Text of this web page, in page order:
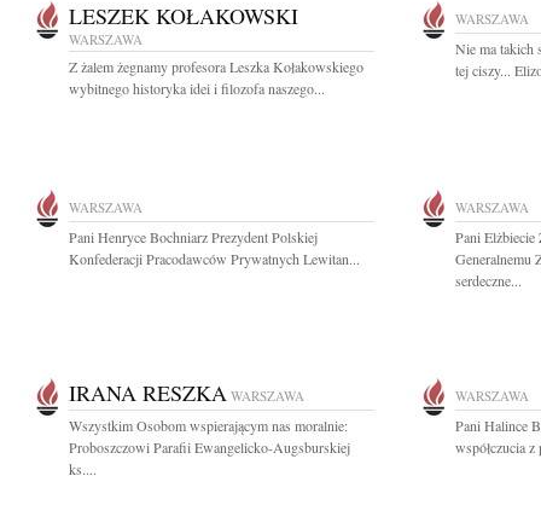
LESZEK KOŁAKOWSKI
WARSZAWA
Z żalem żegnamy profesora Leszka Kołakowskiego
wybitnego historyka idei i filozofa naszego...
WARSZAWA
Nie ma takich
tej ciszy...
WARSZAWA
Pani Henryce Bochniarz Prezydent Polskiej
Konfederacji Pracodawców Prywatnych Lewitan...
WARSZAWA
Pani
Generalnemu
serdeczne...
IRANA RESZKA WARSZAWA
Wszystkim Osobom wspierającym nas moralnie:
Proboszczowi Parafii Ewangelicko-Augsburskiej
ks....
WARSZAWA
Pani Halince
współczucia